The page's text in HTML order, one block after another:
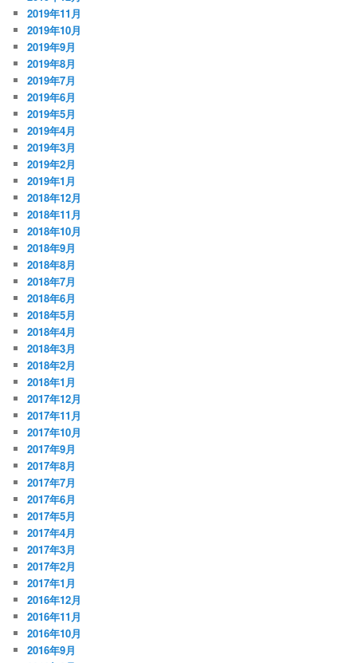
2019年11月
2019年10月
2019年9月
2019年8月
2019年7月
2019年6月
2019年5月
2019年4月
2019年3月
2019年2月
2019年1月
2018年12月
2018年11月
2018年10月
2018年9月
2018年8月
2018年7月
2018年6月
2018年5月
2018年4月
2018年3月
2018年2月
2018年1月
2017年12月
2017年11月
2017年10月
2017年9月
2017年8月
2017年7月
2017年6月
2017年5月
2017年4月
2017年3月
2017年2月
2017年1月
2016年12月
2016年11月
2016年10月
2016年9月